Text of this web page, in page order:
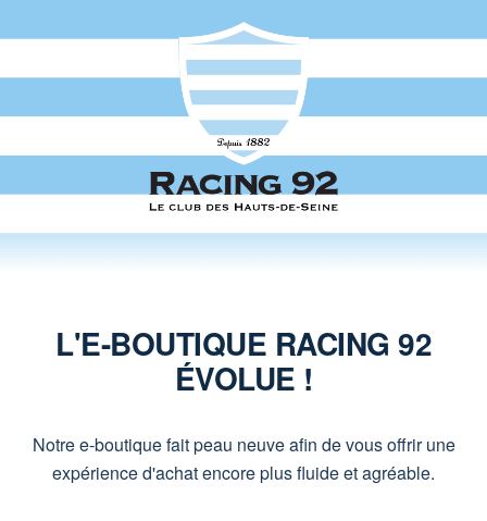
L'E-BOUTIQUE RACING 92
ÉVOLUE !
Notre e-boutique fait peau neuve afin de vous offrir une
expérience d'achat encore plus fluide et agréable.